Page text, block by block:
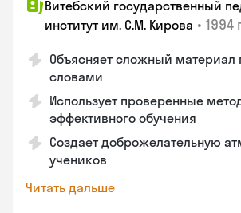
Витебский государственный
институт им. С.М. Кирова • 1994
Объясняет сложный материал
словами
Использует проверенные
эффективного обучения
Создает доброжелательную
учеников
Читать дальше